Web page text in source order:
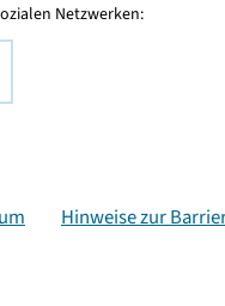
Netzwerken:
Hinweise zur